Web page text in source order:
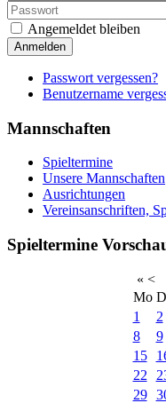
Angemeldet bleiben
Anmelden
Passwort vergessen?
Benutzername
Mannschaften
Spieltermine
Unsere Mannschaften
Ausrichtungen
Vereinsanschriften,
Spieltermine
« <
Mo
1
2
8
9
15
22
29